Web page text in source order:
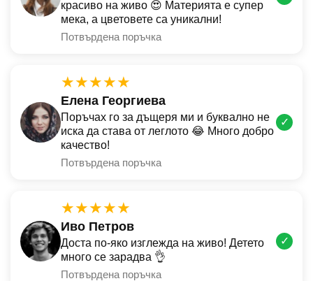
красиво на живо 😍 Материята е супер
мека, а цветовете са уникални!
Потвърдена поръчка
★★★★★
Елена Георгиева
Поръчах го за дъщеря ми и буквално не
иска да става от леглото 😂 Много добро
качество!
Потвърдена поръчка
✓
★★★★★
Иво Петров
Доста по-яко изглежда на живо! Детето
много се зарадва 👌
Потвърдена поръчка
✓